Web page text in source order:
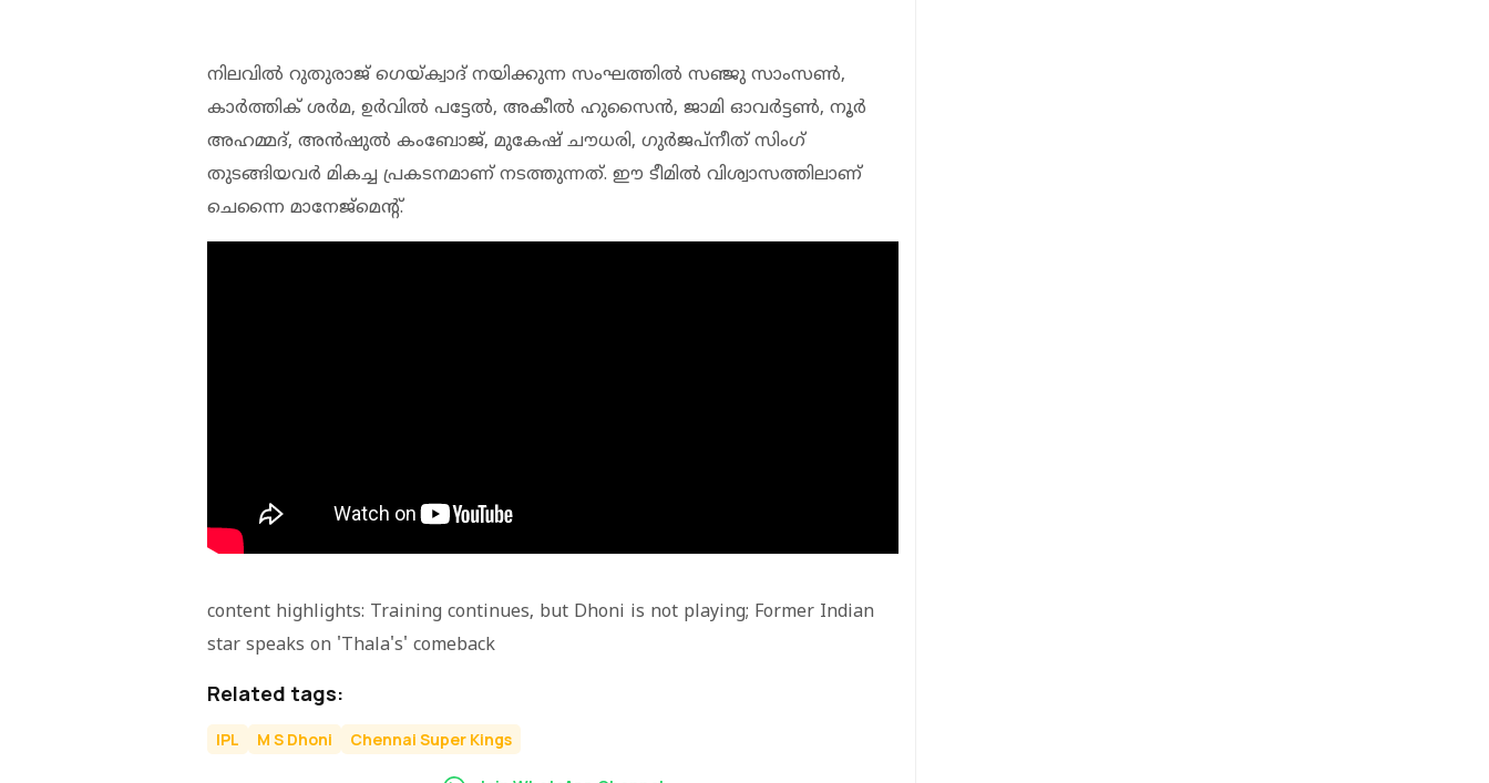
നിലവില്‍ റുതുരാജ് ഗെയ്ക്വാദ് നയിക്കുന്ന സംഘത്തില്‍ സഞ്ജു സാംസണ്‍,
കാര്‍ത്തിക് ശര്‍മ, ഉര്‍വില്‍ പട്ടേല്‍, അകീല്‍ ഹുസൈന്‍, ജാമി ഓവര്‍ട്ടണ്‍, നൂര്‍
അഹമ്മദ്, അന്‍ഷുല്‍ കംബോജ്, മുകേഷ് ചൗധരി, ഗുര്‍ജപ്നീത് സിംഗ്
തുടങ്ങിയവര്‍ മികച്ച പ്രകടനമാണ് നടത്തുന്നത്. ഈ ടീമില്‍ വിശ്വാസത്തിലാണ്
ചെന്നൈ മാനേജ്‌മെന്റ്.
content highlights: Training continues, but Dhoni is not playing; Former Indian
star speaks on 'Thala's' comeback
Related tags:
IPL M S Dhoni Chennai Super Kings